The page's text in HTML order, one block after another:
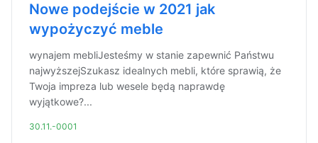
Nowe podejście w 2021 jak
wypożyczyć meble
wynajem mebliJesteśmy w stanie zapewnić Państwu
najwyższejSzukasz idealnych mebli, które sprawią, że
Twoja impreza lub wesele będą naprawdę
wyjątkowe?...
30.11.-0001